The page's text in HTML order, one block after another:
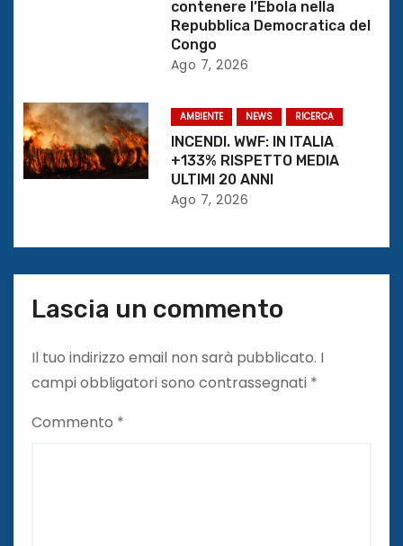
i
contenere l’Ebola nella
Repubblica Democratica del
Congo
Ago 7, 2026
AMBIENTE NEWS RICERCA
INCENDI. WWF: IN ITALIA
+133% RISPETTO MEDIA
ULTIMI 20 ANNI
Ago 7, 2026
Lascia un commento
Il tuo indirizzo email non sarà pubblicato. I
campi obbligatori sono contrassegnati *
Commento *